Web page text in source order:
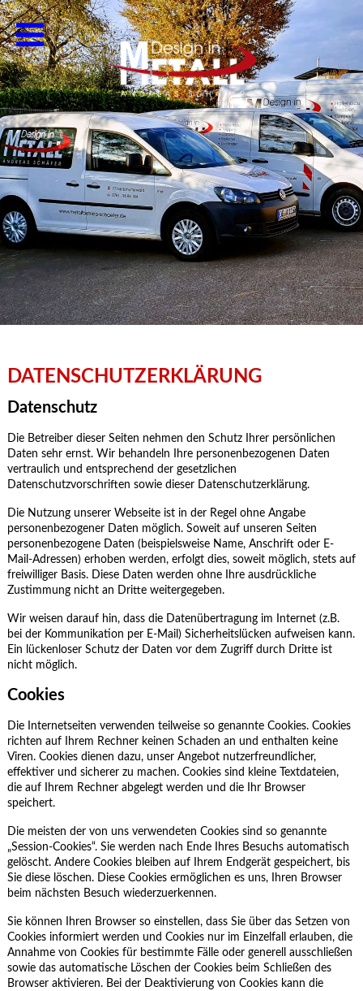
DATE NSCHUTZERKLÄRUNG
Datenschutz
Die Betreiber dieser Seiten nehmen den Schutz Ihrer persönlichen
Daten sehr ernst. Wir behandeln Ihre personenbezogenen Daten
vertraulich und entsprechend der gesetzlichen
Datenschutzvorschriften sowie dieser Datenschutzerklärung.
Die Nutzung unserer Webseite ist in der Regel ohne Angabe
personenbezogener Daten möglich. Soweit auf unseren Seiten
personenbezogene Daten (beispielsweise Name, Anschrift oder E-
Mail-Adressen) erhoben werden, erfolgt dies, soweit möglich, stets auf
freiwilliger Basis. Diese Daten werden ohne Ihre ausdrückliche
Zustimmung nicht an Dritte weitergegeben.
Wir weisen darauf hin, dass die Datenübertragung im Internet (z.B.
bei der Kommunikation per E-Mail) Sicherheitslücken aufweisen kann.
Ein lückenloser Schutz der Daten vor dem Zugriff durch Dritte ist
nicht möglich.
Cookies
Die Internetseiten verwenden teilweise so genannte Cookies. Cookies
richten auf Ihrem Rechner keinen Schaden an und enthalten keine
Viren. Cookies dienen dazu, unser Angebot nutzerfreundlicher,
effektiver und sicherer zu machen. Cookies sind kleine Textdateien,
die auf Ihrem Rechner abgelegt werden und die Ihr Browser
speichert.
Die meisten der von uns verwendeten Cookies sind so genannte
„Session-Cookies“. Sie werden nach Ende Ihres Besuchs automatisch
gelöscht. Andere Cookies bleiben auf Ihrem Endgerät gespeichert, bis
Sie diese löschen. Diese Cookies ermöglichen es uns, Ihren Browser
beim nächsten Besuch wiederzuerkennen.
Sie können Ihren Browser so einstellen, dass Sie über das Setzen von
Cookies informiert werden und Cookies nur im Einzelfall erlauben, die
Annahme von Cookies für bestimmte Fälle oder generell ausschließen
sowie das automatische Löschen der Cookies beim Schließen des
Browser aktivieren. Bei der Deaktivierung von Cookies kann die